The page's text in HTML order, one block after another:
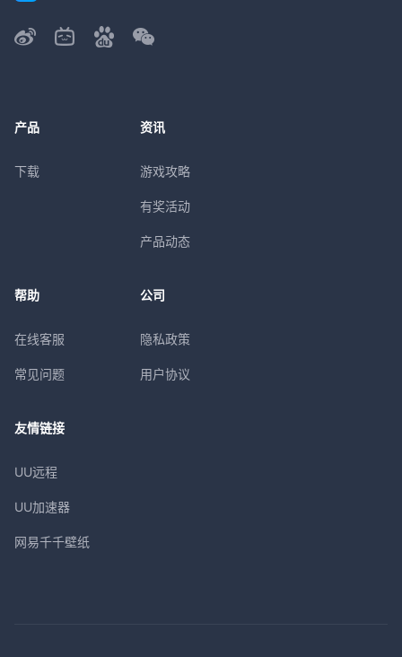
产品
下载
资讯
游戏攻略
有奖活动
产品动态
帮助
在线客服
常见问题
公司
隐私政策
用户协议
友情链接
UU远程
UU加速器
网易千千壁纸